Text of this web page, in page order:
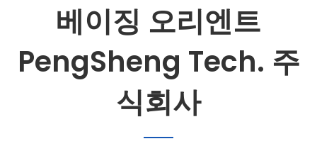
베이징 오리엔트
PengSheng Tech. 주
식회사